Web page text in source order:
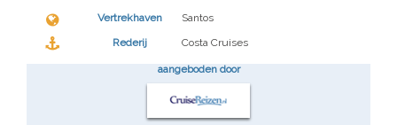
Vertrekhaven Santos
Rederij Costa Cruises
aangeboden door